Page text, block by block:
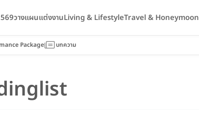
วางแผนแต่งงานLiving & LifestyleTravel & Honeymoon
Package บทความ